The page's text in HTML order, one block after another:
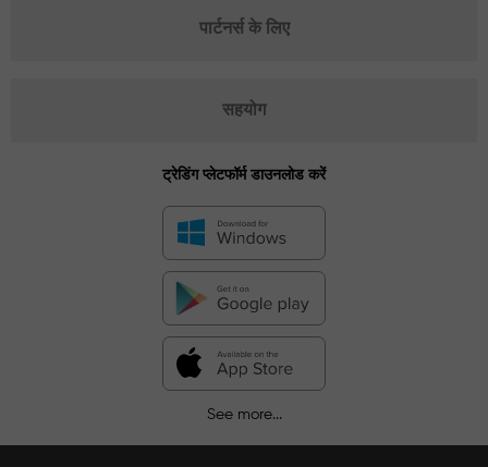
पार्टनर्स के लिए
सहयोग
ट्रेडिंग प्लेटफॉर्म डाउनलोड करें
See more...